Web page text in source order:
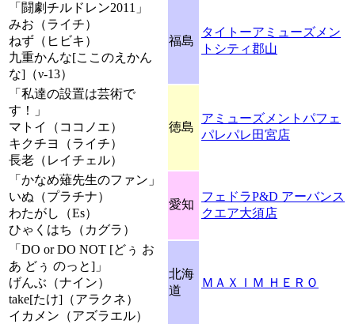
「闘劇チルドレン2011」
みお（ライチ）
ねず（ヒビキ）
九重かんな[ここのえかん
な]（ν-13）
福島
タイトーアミューズメン
トシティ郡山
「私達の設置は芸術で
す！」
マトイ（ココノエ）
キクチヨ（ライチ）
長老（レイチェル）
徳島
アミューズメントパフェ
パレパレ田宮店
「かなめ薙先生のファン」
いぬ（プラチナ）
わたがし（Es）
ひゃくはち（カグラ）
愛知
フェドラP&D アーバンス
クエア大須店
「DO or DO NOT [どぅ お
あ どぅ のっと]」
げんぶ（ナイン）
take[たけ]（アラクネ）
イカメン（アズラエル）
北海
道
ＭＡＸＩＭ ＨＥＲＯ